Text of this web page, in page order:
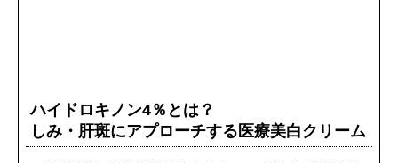
ハイドロキノン4％とは？
しみ・肝斑にアプローチする医療美白クリーム